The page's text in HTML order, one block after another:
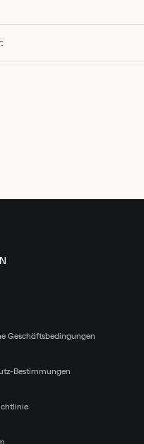
:
Geschäftsbedingungen
Bestimmungen